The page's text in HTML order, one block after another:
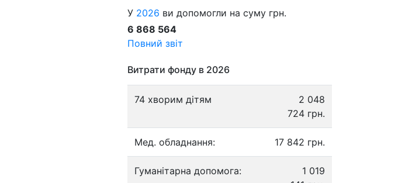
У 2026 ви допомогли на суму грн.
6 868 564
Повний звіт
Витрати фонду в 2026
74 хворим дітям
2 048
724 грн.
Мед. обладнання: 17 842 грн.
Гуманітарна допомога:
1 019